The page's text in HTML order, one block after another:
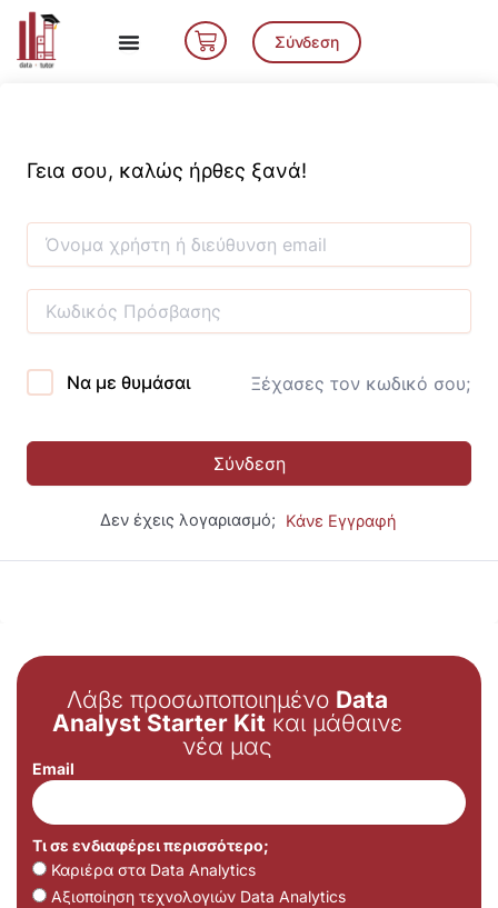
Μετάβαση
περιεχόμενο
Cart Σύνδεση
Γεια σου, καλώς ήρθες ξανά!
Να με θυμάσαι Ξέχασες τον κωδικό σου;
Σύνδεση
Δεν έχεις λογαριασμό; Κάνε Εγγραφή
Λάβε προσωποποιημένο Data
Analyst Starter Kit και μάθαινε
νέα μας
Email
Τι σε ενδιαφέρει περισσότερο;
Καριέρα στα Data Analytics
Αξιοποίηση τεχνολογιών Data Analytics